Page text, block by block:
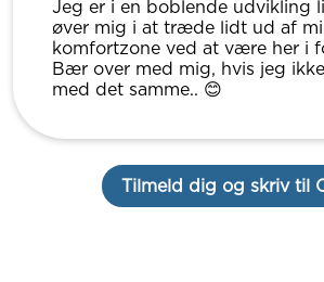
Jeg er i en boblende udvikling
øver mig i at træde lidt ud af
komfortzone ved at være her i
Bær over med mig, hvis jeg
med det samme.. 😊
Tilmeld dig og skriv til